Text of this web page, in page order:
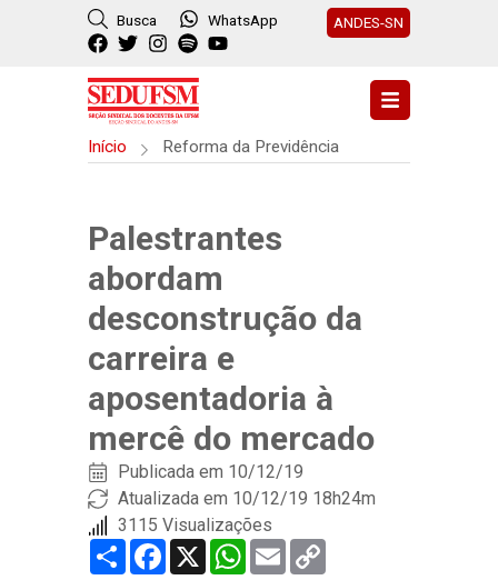
Busca WhatsApp ANDES-SN
Início Reforma da Previdência
Palestrantes
abordam
desconstrução da
carreira e
aposentadoria à
mercê do mercado
Publicada em 10/12/19
Atualizada em 10/12/19 18h24m
3115 Visualizações
Share Facebook
X WhatsApp
Email